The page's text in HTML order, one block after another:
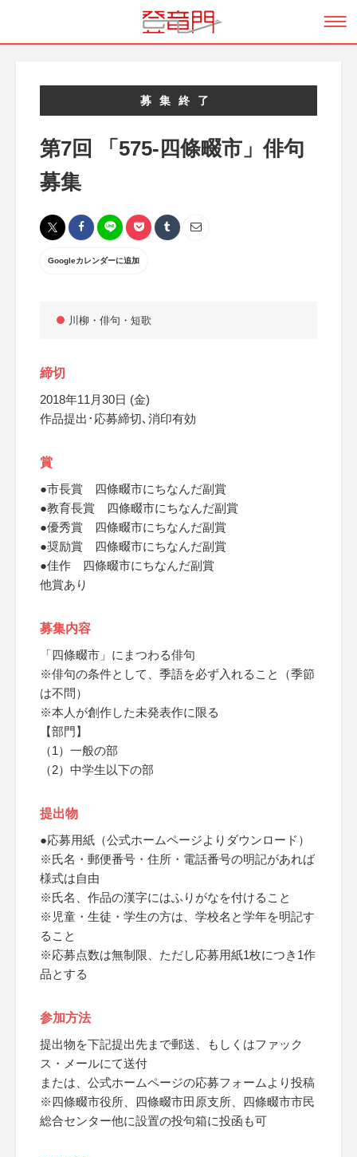
募集終了
第7回 「575-四條畷市」俳句
募集
Googleカレンダーに追加
川柳・俳句・短歌
締切
2018年11月30日 (金)
作品提出･応募締切､消印有効
賞
●市長賞 四條畷市にちなんだ副賞
●教育長賞 四條畷市にちなんだ副賞
●優秀賞 四條畷市にちなんだ副賞
●奨励賞 四條畷市にちなんだ副賞
●佳作 四條畷市にちなんだ副賞
他賞あり
募集内容
「四條畷市」にまつわる俳句
※俳句の条件として、季語を必ず入れること（季節
は不問）
※本人が創作した未発表作に限る
【部門】
（1）一般の部
（2）中学生以下の部
提出物
●応募用紙（公式ホームページよりダウンロード）
※氏名・郵便番号・住所・電話番号の明記があれば
様式は自由
※氏名、作品の漢字にはふりがなを付けること
※児童・生徒・学生の方は、学校名と学年を明記す
ること
※応募点数は無制限、ただし応募用紙1枚につき1作
品とする
参加方法
提出物を下記提出先まで郵送、もしくはファック
ス・メールにて送付
または、公式ホームページの応募フォームより投稿
※四條畷市役所、四條畷市田原支所、四條畷市市民
総合センター他に設置の投句箱に投函も可